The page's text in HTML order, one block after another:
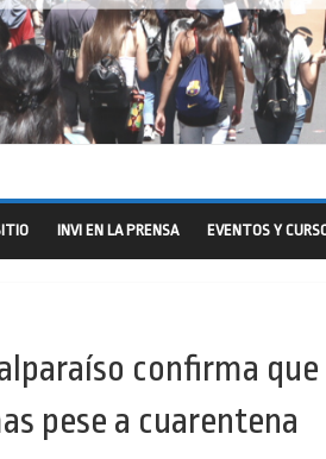
INVI EN LA PRENSA EVENTOS Y
confirma
pese a cuarentena